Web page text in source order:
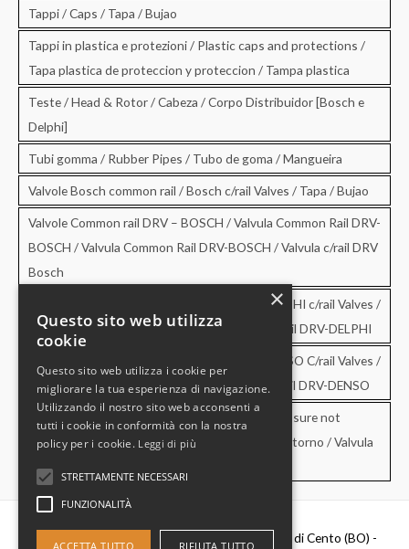
Tappi / Caps / Tapa / Bujao
Tappi in plastica e protezioni / Plastic caps and protections /
Tapa plastica de proteccion y proteccion / Tampa plastica
Teste / Head & Rotor / Cabeza / Corpo Distribuidor [Bosch e
Delphi]
Tubi gomma / Rubber Pipes / Tubo de goma / Mangueira
Valvole Bosch common rail / Bosch c/rail Valves / Tapa / Bujao
Valvole Common rail DRV – BOSCH / Valvula Common Rail DRV-
BOSCH / Valvula Common Rail DRV-BOSCH / Valvula c/rail DRV
Bosch
Valvole Common rail DRV – DELPHI / DRV-DELPHI c/rail Valves /
Valvula Common Rail DRV-DELPHI / Valvula c/rail DRV-DELPHI
Valvole Common rail DRV – DENSO / DRV-DENSO C/rail Valves /
Valvula Common Rail DRV-DENSO / Valvula c/rail DRV-DENSO
Valvole di sovrapressione e di non ritorno / Pressure not
retourn Valves / Valvula de sobrepresion y no retorno / Valvula
de pressao e no retorno
Diesel Parts Srl - Via Del Fosso,2 40066 - Pieve di Cento (BO) -
×
Questo sito web utilizza
cookie
Questo sito web utilizza i cookie per
migliorare la tua esperienza di navigazione.
Utilizzando il nostro sito web acconsenti a
tutti i cookie in conformità con la nostra
policy per i cookie. Leggi di più
STRETTAMENTE NECESSARI
FUNZIONALITÀ
ACCETTA TUTTO RIFIUTA TUTTO